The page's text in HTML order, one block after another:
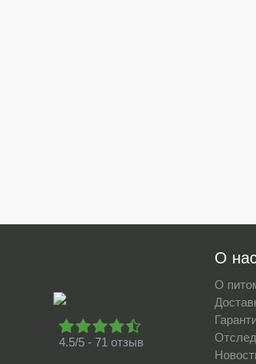
4.5/5 - 71 отзыв
О
О